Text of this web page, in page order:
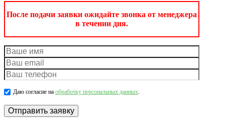
После подачи заявки ожидайте звонка от менеджера
в течении дня.
Даю согласие на обработку персональных данных.